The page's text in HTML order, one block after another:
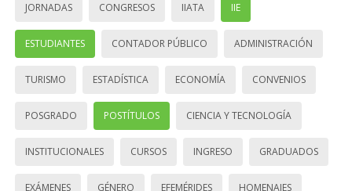
JORNADAS CONGRESOS IIATA IIE
ESTUDIANTES CONTADOR PÚBLICO ADMINISTRACIÓN
TURISMO ESTADÍSTICA ECONOMÍA CONVENIOS
POSGRADO POSTÍTULOS CIENCIA Y TECNOLOGÍA
INSTITUCIONALES CURSOS INGRESO GRADUADOS
EXÁMENES GÉNERO EFEMÉRIDES HOMENAJES